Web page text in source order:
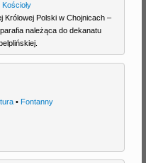
Kościoły
Królowej Polski w Chojnicach –
należąca do dekanatu
• Fontanny